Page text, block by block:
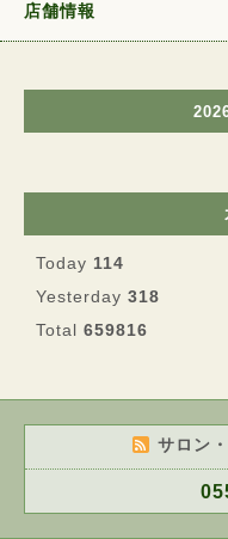
店舗情報
Today 114
Yesterday 318
Total 659816
サロン